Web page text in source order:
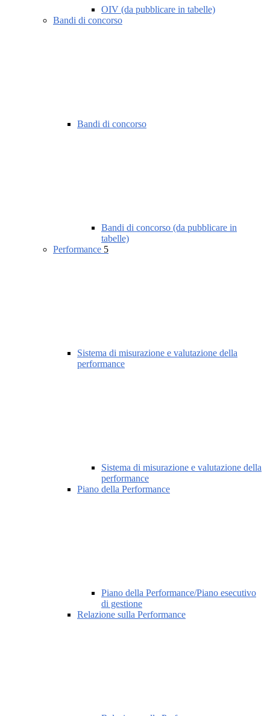
OIV (da pubblicare in tabelle)
Bandi di concorso
Bandi di concorso
Bandi di concorso (da pubblicare in
tabelle)
Performance 5
Sistema di misurazione e valutazione della
performance
Sistema di misurazione e valutazione della
performance
Piano della Performance
Piano della Performance/Piano esecutivo
di gestione
Relazione sulla Performance